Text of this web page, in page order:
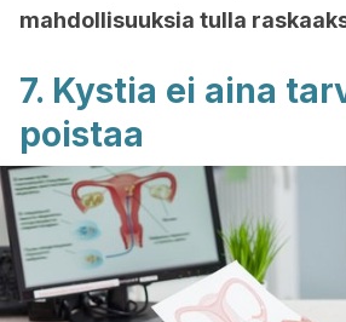
mahdollisuuksia tulla
7. Kystia ei aina
poistaa